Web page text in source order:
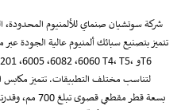
شركة سوتشيان صنماي للألمنيوم المحدودة،
لتناسب مختلف التطبيقات. تتميز مكابس
بسعة قطر